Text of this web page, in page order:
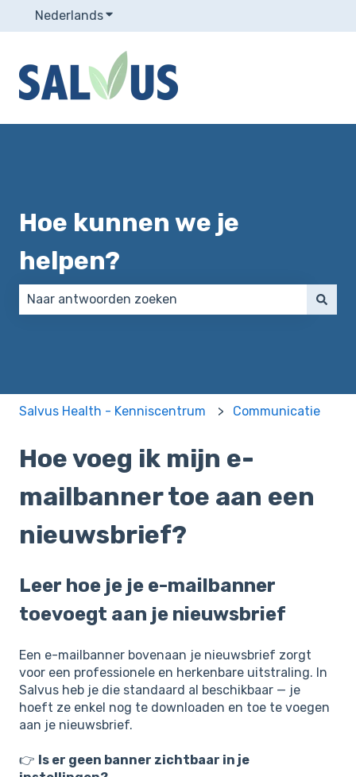
NederlandsSubmenu tonen voor vertalingen
Hoe kunnen we je
helpen?
Salvus Health - Kenniscentrum Communicatie
Hoe voeg ik mijn e-
mailbanner toe aan een
nieuwsbrief?
Leer hoe je je e-mailbanner
toevoegt aan je nieuwsbrief
Een e-mailbanner bovenaan je nieuwsbrief zorgt
voor een professionele en herkenbare uitstraling. In
Salvus heb je die standaard al beschikbaar — je
hoeft ze enkel nog te downloaden en toe te voegen
aan je nieuwsbrief.
👉 Is er geen banner zichtbaar in je